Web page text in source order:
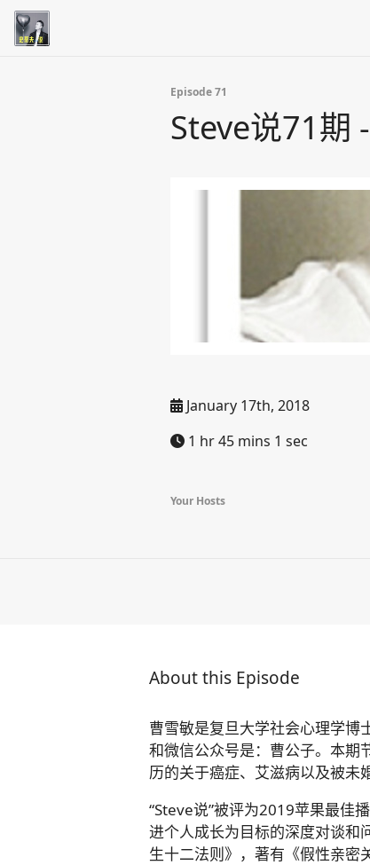
Episode 71
Steve说71期
January 17th, 2018
1 hr 45 mins 1 sec
Your Hosts
About this Episode
曹雪敏是复旦大学社会心理学博
和微信公众号是：曹公子。本期
历的关于癌症、艾滋病以及被未
“Steve说”被评为2019苹果最佳
进个人成长为目标的深度对谈和
生十二法则》，著有《假性亲密